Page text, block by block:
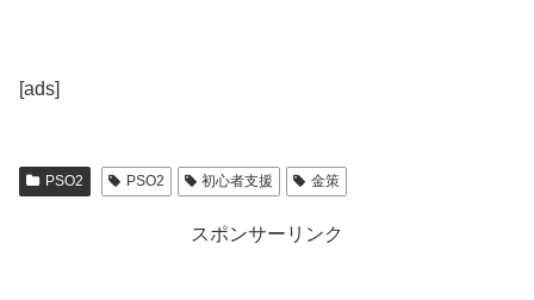
[ads]
PSO2 PSO2 初心者支援 金策
スポンサーリンク